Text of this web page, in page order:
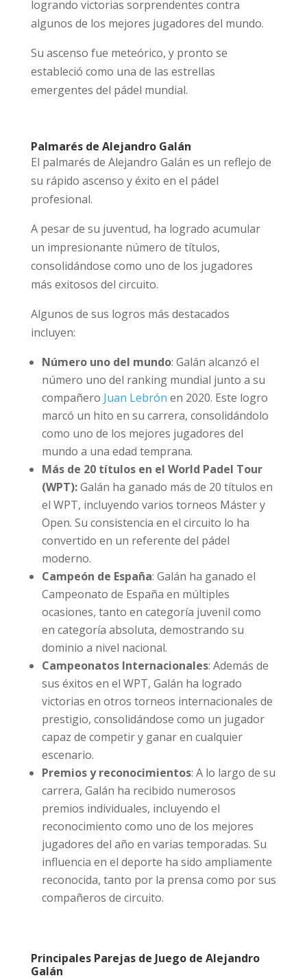
logrando victorias sorprendentes contra
algunos de los mejores jugadores del mundo.
Su ascenso fue meteórico, y pronto se
estableció como una de las estrellas
emergentes del pádel mundial.
Palmarés de Alejandro Galán
El palmarés de Alejandro Galán es un reflejo de
su rápido ascenso y éxito en el pádel
profesional.
A pesar de su juventud, ha logrado acumular
un impresionante número de títulos,
consolidándose como uno de los jugadores
más exitosos del circuito.
Algunos de sus logros más destacados
incluyen:
Número uno del mundo: Galán alcanzó el
número uno del ranking mundial junto a su
compañero Juan Lebrón en 2020. Este logro
marcó un hito en su carrera, consolidándolo
como uno de los mejores jugadores del
mundo a una edad temprana.
Más de 20 títulos en el World Padel Tour
(WPT):Galán ha ganado más de 20 títulos en
el WPT, incluyendo varios torneos Máster y
Open. Su consistencia en el circuito lo ha
convertido en un referente del pádel
moderno.
Campeón de España: Galán ha ganado el
Campeonato de España en múltiples
ocasiones, tanto en categoría juvenil como
en categoría absoluta, demostrando su
dominio a nivel nacional.
Campeonatos Internacionales: Además de
sus éxitos en el WPT, Galán ha logrado
victorias en otros torneos internacionales de
prestigio, consolidándose como un jugador
capaz de competir y ganar en cualquier
escenario.
Premios y reconocimientos: A lo largo de su
carrera, Galán ha recibido numerosos
premios individuales, incluyendo el
reconocimiento como uno de los mejores
jugadores del año en varias temporadas. Su
influencia en el deporte ha sido ampliamente
reconocida, tanto por la prensa como por sus
compañeros de circuito.
Principales Parejas de Juego de Alejandro
Galán